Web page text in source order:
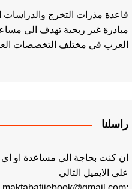
مبادرة غير ربحية تهدف الى
العرب في مختلف التخصصات
راسلنا
ان كنت بحاجة الى مساعدة او اي
على الايميل التالي